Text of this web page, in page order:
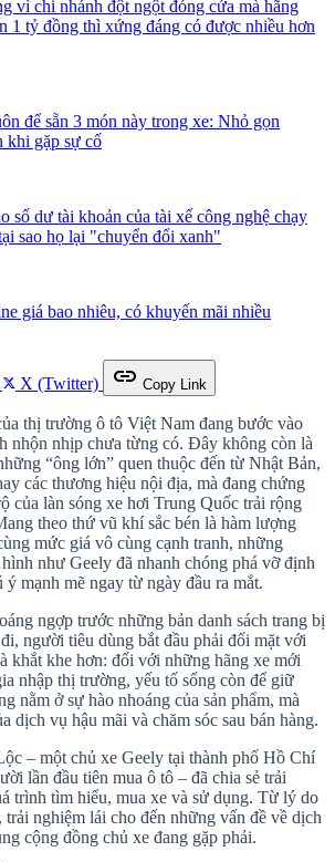
vì chi nhánh đột ngột đóng cửa mà hãng
1 tỷ đồng thì xứng đáng có được nhiều hơn
để sẵn 3 món này trong xe: Nhỏ gọn
khi gặp sự cố
số dư tài khoản của tài xế công nghệ chạy
sao họ lại "chuyển đổi xanh"
giá bao nhiêu, có khuyến mãi nhiều
X (Twitter) link Copy Link
thị trường ô tô Việt Nam đang bước vào
nhộn nhịp chưa từng có. Đây không còn là
“ông lớn” quen thuộc đến từ Nhật Bản,
các thương hiệu nội địa, mà đang chứng
của làn sóng xe hơi Trung Quốc trải rộng
theo thứ vũ khí sắc bén là hàm lượng
mức giá vô cùng cạnh tranh, những
như Geely đã nhanh chóng phá vỡ định
mạnh mẽ ngay từ ngày đầu ra mắt.
ngợp trước những bản danh sách trang bị
người tiêu dùng bắt đầu phải đối mặt với
khắt khe hơn: đối với những hãng xe mới
nhập thị trường, yếu tố sống còn để giữ
nằm ở sự hào nhoáng của sản phẩm, mà
dịch vụ hậu mãi và chăm sóc sau bán hàng.
– một chủ xe Geely tại thành phố Hồ Chí
lần đầu tiên mua ô tô – đã chia sẻ trải
trình tìm hiểu, mua xe và sử dụng. Từ lý do
trải nghiệm lái cho đến những vấn đề về dịch
cộng đồng chủ xe đang gặp phải.